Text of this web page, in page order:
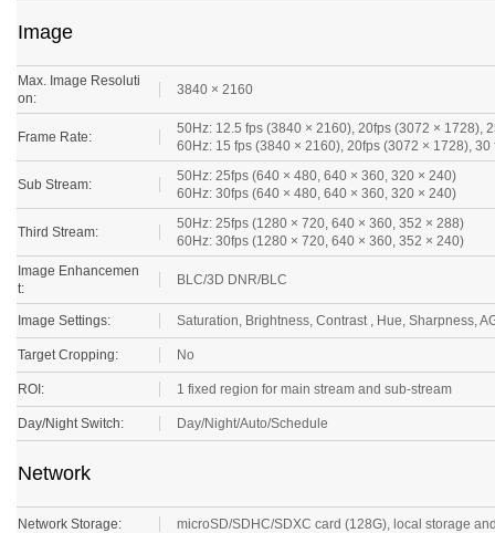
Max. Image Resoluti
on:
50Hz: 12.5 fps (3840 × 2160), 20fps (3072 × 1728),
60Hz: 15 fps (3840 × 2160), 20fps (3072 × 1728),
50Hz: 25fps (640 × 480, 640 × 360, 320 × 240)
60Hz: 30fps (640 × 480, 640 × 360, 320 × 240)
50Hz: 25fps (1280 × 720, 640 × 360, 352 × 288)
60Hz: 30fps (1280 × 720, 640 × 360, 352 × 240)
Image Enhancemen
t:
Image Settings: Saturation, Brightness, Contrast , Hue, Sharpness,
Target Cropping: No
ROI: 1 fixed region for main stream and sub-stream
Day/Night Switch: Day/Night/Auto/Schedule
Network Storage: microSD/SDHC/SDXC card (128G), local storage